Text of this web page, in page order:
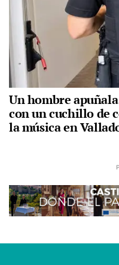
Un hombre
con un cuchillo de
la música en